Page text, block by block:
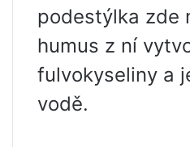
podestýlka zde
humus z ní
fulvokyseliny a
vodě.